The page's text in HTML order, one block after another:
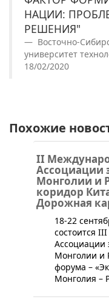
НАЦИИ:
РЕШЕНИЯ"
Восточно-
университет
18/02/2020
Похожие
II
Ассоциации
Монголии и
коридор
Дорожная
​18-22
состоится
Ассоциации
Монголии и
форума –
Монголия –